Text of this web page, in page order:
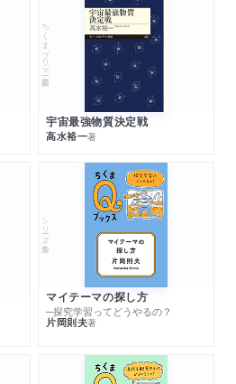
ちくまプリマー新書
宇宙最強物質決定戦
高水裕一著
シリーズ・全集
マイテーマの探し方
─探究学習ってどうやるの？
片岡則夫著